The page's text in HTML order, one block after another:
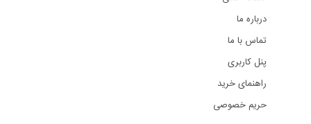
درباره ما
تماس با ما
پنل کاربری
راهنمای خرید
حریم خصوصی